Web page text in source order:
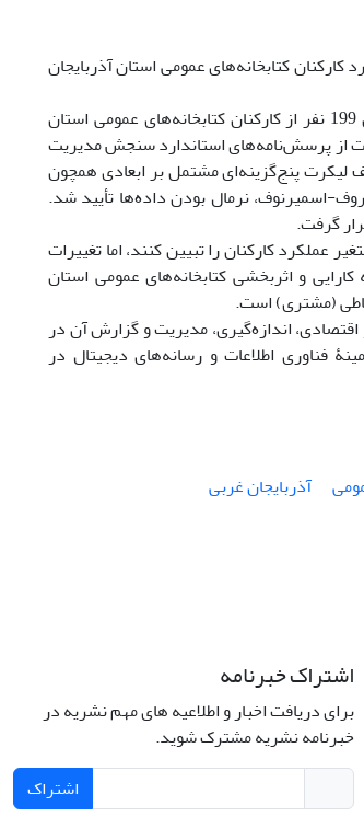
کتابخانه‌های عمومی استان آذربایجان
: روش تحقیق حاضر، توصیفی- همبستگی و از نوع کاربردی است. حجم نمونۀ جامعۀ آماری شامل 199 نفر از کارکنان کتابخانه‌های عمومی استان
از پرسش‌نامه‌های استاندارد سنجش مدیریت
(1998) و پرسش‌نامۀ سنجش عملکرد کارکنان «هرسی و بلانچارد» (1992) با طیف لیکرت پنج‌گزینه‌ای مشتمل بر ابعادی همچون
اسمیرنوف، نرمال بودن داده­‌ها تأیید شد.
گرفت.
خطی، سرمایۀ انسانی و سرمایۀ ساختاری توانستند 6 درصد از متغیر عملکرد کارکنان را تبیین ­کنند، اما تغییرات
و اثربخشی کتابخانه­‌های عمومی استان
(مشتری) است.
اندازهگیری، مدیریت و گزارش آن در
فناوری اطلاعات و رسانه‌­های دیجیتال در
آذربایجان غربی
اشتراک خبرنامه
برای دریافت اخبار و اطلاعیه های مهم نشریه در
خبرنامه نشریه مشترک شوید.
اشتراک